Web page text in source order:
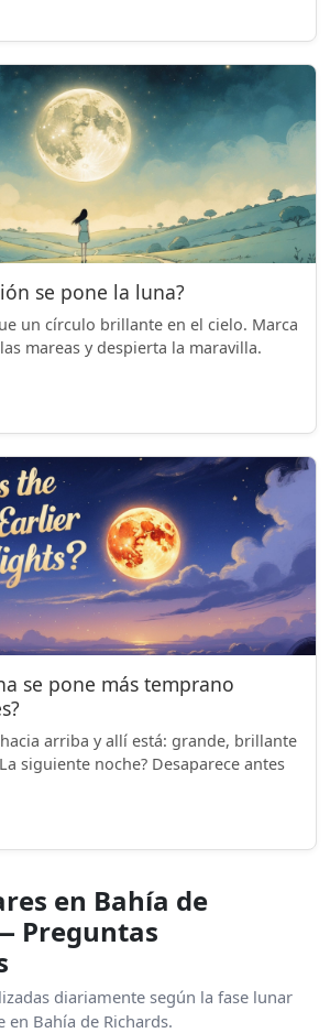
se pone la luna?
un círculo brillante en el cielo. Marca
mareas y despierta la maravilla.
se pone más temprano
arriba y allí está: grande, brillante
siguiente noche? Desaparece antes
en Bahía de
Preguntas
diariamente según la fase lunar
en Bahía de Richards.